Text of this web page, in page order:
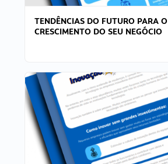
TENDÊNCIAS DO FUTURO PARA O
CRESCIMENTO DO SEU NEGÓCIO